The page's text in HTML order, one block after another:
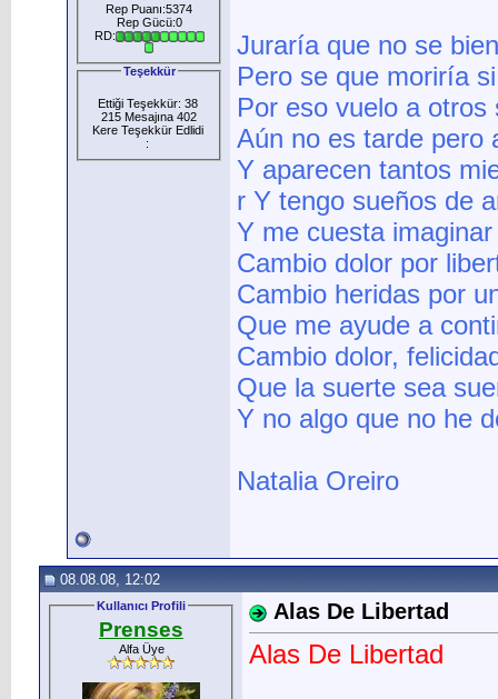
Rep Puanı:5374
Rep Gücü:0
RD:
Teşekkür
Ettiği Teşekkür: 38
215 Mesajına 402
Kere Teşekkür Edlidi
:
Juraría que no se
Pero se que moriría
Por eso vuelo a
Aún no es tarde pero
Y aparecen tantos
r Y tengo sueños de
Y me cuesta
Cambio dolor por
Cambio heridas por
Que me ayude a
Cambio dolor,
Que la suerte sea
Y no algo que no he
Natalia Oreiro
08.08.08, 12:02
Kullanıcı Profili
Prenses
Alfa Üye
Alas De Libertad
Alas De Libertad